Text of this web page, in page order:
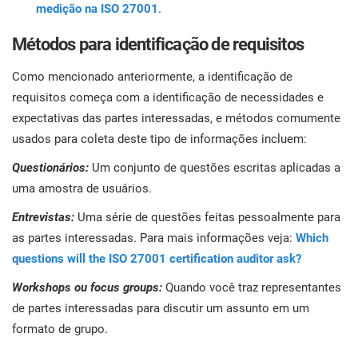
medição na ISO 27001 .
Métodos para identificação de requisitos
Como mencionado anteriormente, a identificação de
requisitos começa com a identificação de necessidades e
expectativas das partes interessadas, e métodos comumente
usados para coleta deste tipo de informações incluem:
Questionários: Um conjunto de questões escritas aplicadas a
uma amostra de usuários.
Entrevistas: Uma série de questões feitas pessoalmente para
as partes interessadas. Para mais informações veja: Which
questions will the ISO 27001 certification auditor ask?
Workshops ou focus groups: Quando você traz representantes
de partes interessadas para discutir um assunto em um
formato de grupo.